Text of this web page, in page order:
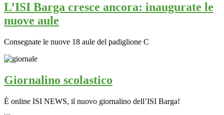
L’ISI Barga cresce ancora: inaugurate le
nuove aule
Consegnate le nuove 18 aule del padiglione C
Giornalino scolastico
È online ISI NEWS, il nuovo giornalino dell’ISI Barga!